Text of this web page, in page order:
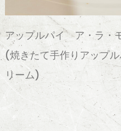
アップルパイ ア・ラ・
(焼きたて手作りアップ
リーム)